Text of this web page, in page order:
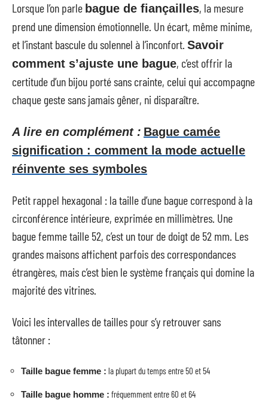
Lorsque l’on parle bague de fiançailles, la mesure
prend une dimension émotionnelle. Un écart, même minime,
et l’instant bascule du solennel à l’inconfort. Savoir
comment s’ajuste une bague, c’est offrir la
certitude d’un bijou porté sans crainte, celui qui accompagne
chaque geste sans jamais gêner, ni disparaître.
A lire en complément : Bague camée
signification : comment la mode actuelle
réinvente ses symboles
Petit rappel hexagonal : la taille d’une bague correspond à la
circonférence intérieure, exprimée en millimètres. Une
bague femme taille 52, c’est un tour de doigt de 52 mm. Les
grandes maisons affichent parfois des correspondances
étrangères, mais c’est bien le système français qui domine la
majorité des vitrines.
Voici les intervalles de tailles pour s’y retrouver sans
tâtonner :
Taille bague femme : la plupart du temps entre 50 et 54
Taille bague homme : fréquemment entre 60 et 64